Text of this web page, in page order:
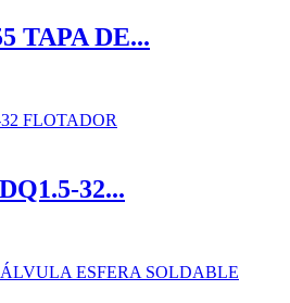
TAPA DE...
32...